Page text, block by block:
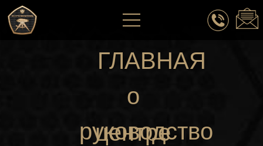
руководство
ГЛАВНАЯ
о
центре